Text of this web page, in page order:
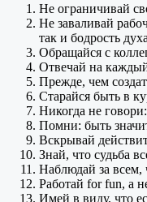
Не ограничивай
Не заваливай
так и бодрость
Обращайся с
Отвечай на
Прежде, чем
Старайся быть в
Никогда не говори:
Помни: быть
Вскрывай
Знай, что судьба
Наблюдай за всем,
Работай for fun, а
Имей в виду, что